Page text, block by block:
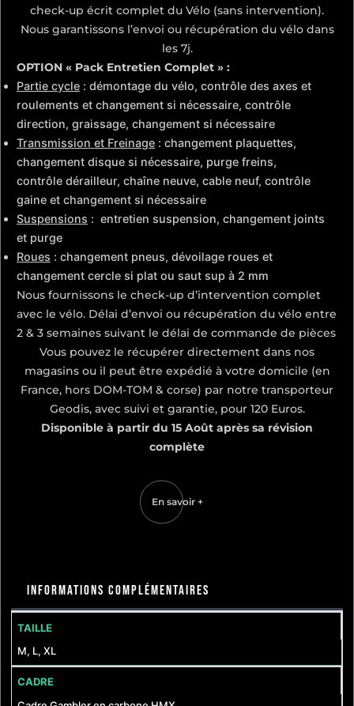
check-up écrit complet du Vélo (sans intervention).
Nous garantissons l’envoi ou récupération du vélo dans
les 7j.
OPTION « Pack Entretien Complet » :
Partie cycle : démontage du vélo, contrôle des axes et
roulements et changement si nécessaire, contrôle
direction, graissage, changement si nécessaire
Transmission et Freinage : changement plaquettes,
changement disque si nécessaire, purge freins,
contrôle dérailleur, chaîne neuve, cable neuf, contrôle
gaine et changement si nécessaire
Suspensions : entretien suspension, changement joints
et purge
Roues : changement pneus, dévoilage roues et
changement cercle si plat ou saut sup à 2 mm
Nous fournissons le check-up d’intervention complet
avec le vélo. Délai d’envoi ou récupération du vélo entre
2 & 3 semaines suivant le délai de commande de pièces
Vous pouvez le récupérer directement dans nos
magasins ou il peut être expédié à votre domicile (en
France, hors DOM-TOM & corse) par notre transporteur
Geodis, avec suivi et garantie, pour 120 Euros.
Disponible à partir du 15 Août après sa révision
complète
En savoir +
Informations complémentaires
TAILLE
M, L, XL
CADRE